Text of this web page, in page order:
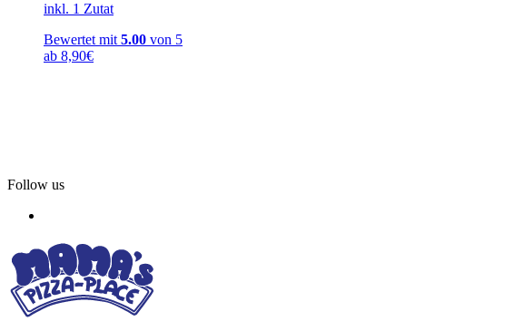
inkl. 1 Zutat
Bewertet mit5.00 von 5
ab 8,90€
Follow us